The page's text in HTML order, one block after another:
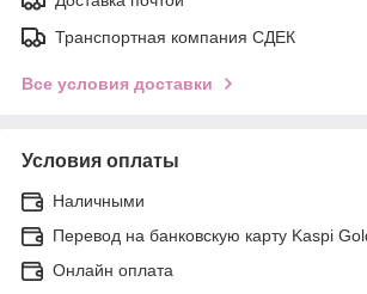
Транспортная компания СДЕК
Все условия доставки
Условия оплаты
Наличными
Перевод на банковскую карту Kaspi
Онлайн оплата